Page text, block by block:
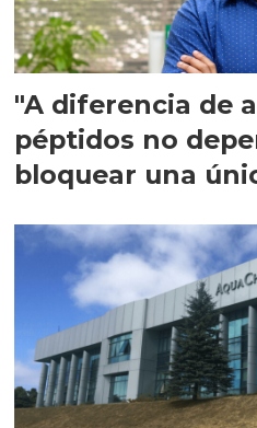
"A diferencia de
péptidos no
bloquear una